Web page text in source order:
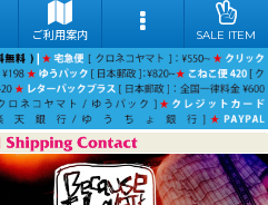
ご利用案内 SALE ITEM